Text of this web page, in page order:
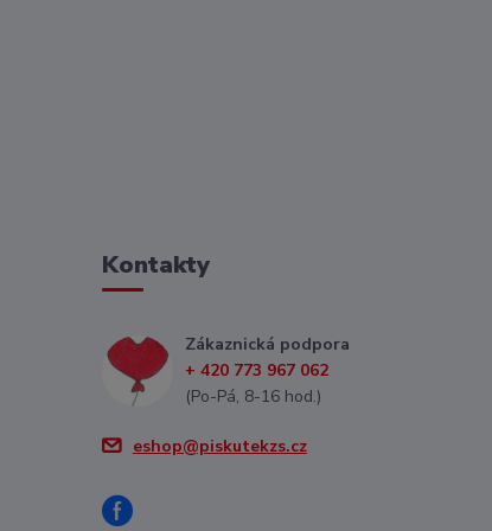
Kontakty
Zákaznická podpora
+ 420 773 967 062
(Po-Pá, 8-16 hod.)
eshop@piskutekzs.cz